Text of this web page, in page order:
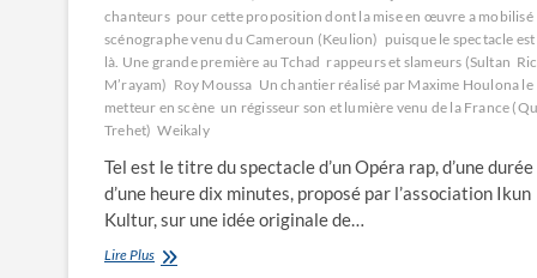
chanteurs pour cette proposition dont la mise en œuvre a mobilisé
scénographe venu du Cameroun (Keulion) puisque le spectacle
là. Une grande première au Tchad rappeurs et slameurs (Sultan
M’rayam) Roy Moussa Un chantier réalisé par Maxime Houlona le
metteur en scène un régisseur son et lumière venu de la France
Trehet) Weikaly
Tel est le titre du spectacle d’un Opéra rap, d’une durée
d’une heure dix minutes, proposé par l’association Ikun
Kultur, sur une idée originale de…
Lire PlusSur